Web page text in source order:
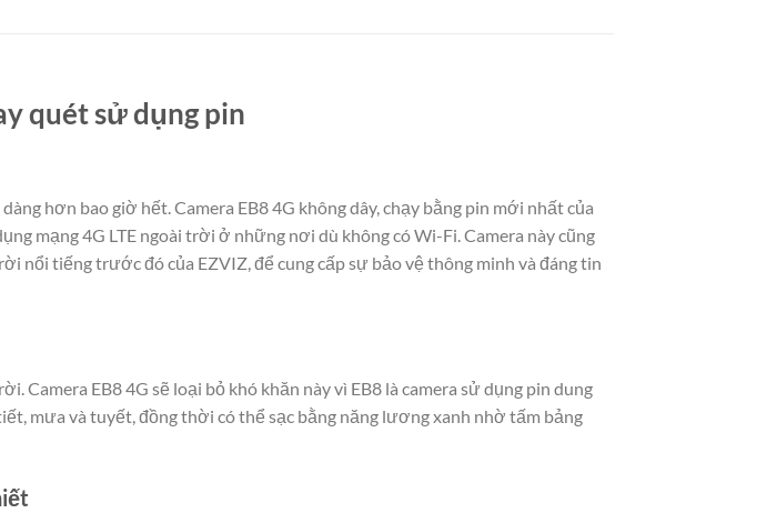
quét sử dụng pin
hơn bao giờ hết. Camera EB8 4G không dây, chạy bằng pin mới nhất của
mạng 4G LTE ngoài trời ở những nơi dù không có Wi-Fi. Camera này cũng
nổi tiếng trước đó của EZVIZ, để cung cấp sự bảo vệ thông minh và đáng tin
Camera EB8 4G sẽ loại bỏ khó khăn này vì EB8 là camera sử dụng pin dung
mưa và tuyết, đồng thời có thể sạc bằng năng lương xanh nhờ tấm bảng